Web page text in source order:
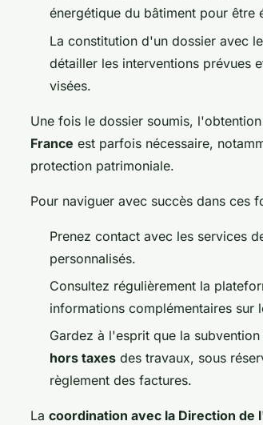
énergétique du bâtiment pour être
La constitution d'un dossier avec
détailler les interventions prévues
visées.
Une fois le dossier soumis,
France est parfois nécessaire,
protection patrimoniale.
Pour naviguer avec succès dans ces
Prenez contact avec les services
personnalisés.
Consultez régulièrement la
informations complémentaires sur
Gardez à l'esprit que la
hors taxes des travaux, sous
règlement des factures.
La coordination avec la Direction de